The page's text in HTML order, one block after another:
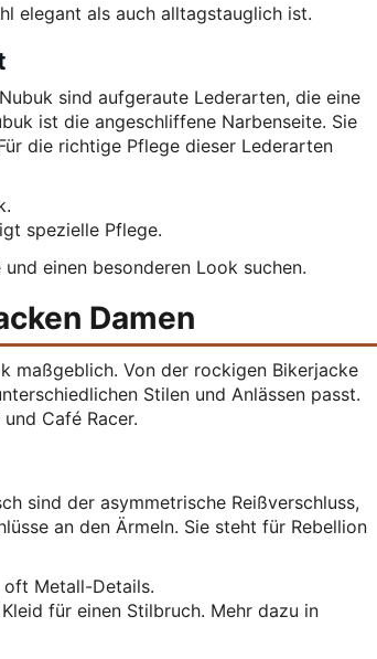
elegant als auch alltagstauglich ist.
sind aufgeraute Lederarten, die eine
ist die angeschliffene Narbenseite. Sie
die richtige Pflege dieser Lederarten
spezielle Pflege.
einen besonderen Look suchen.
Damen
maßgeblich. Von der rockigen Bikerjacke
Stilen und Anlässen passt.
Café Racer.
sind der asymmetrische Reißverschluss,
an den Ärmeln. Sie steht für Rebellion
oft Metall-Details.
für einen Stilbruch. Mehr dazu in